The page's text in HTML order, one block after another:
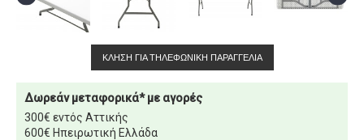
ΚΛΉΣΗ ΓΙΑ ΤΗΛΕΦΩΝΙΚΉ ΠΑΡΑΓΓΕΛΊΑ
Δωρεάν μεταφορικά* με αγορές
300€ εντός Αττικής
600€ Ηπειρωτική Ελλάδα